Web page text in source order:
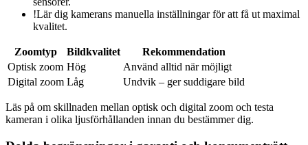
!Lär dig kamerans manuella inställningar för att få ut maximal
kvalitet.
Zoomtyp Bildkvalitet
Rekommendation
Optisk zoom Hög
Använd alltid när möjligt
Digital zoom Låg Undvik – ger suddigare bild
Läs på om skillnaden mellan optisk och digital zoom och testa
kameran i olika ljusförhållanden innan du bestämmer dig.